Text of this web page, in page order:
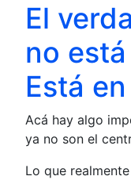
El
no
Está
Acá hay algo
ya no son el
Lo que